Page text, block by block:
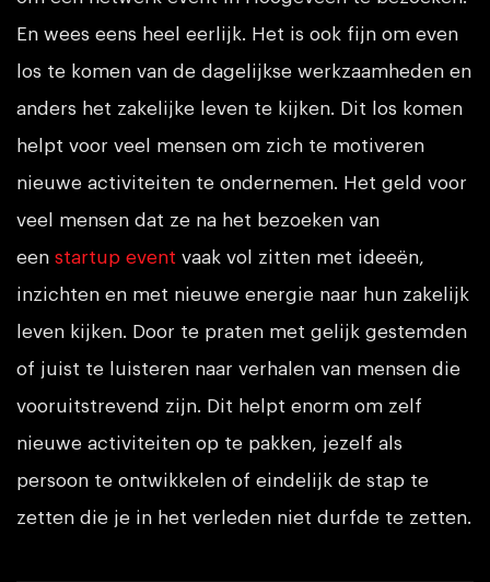
En wees eens heel eerlijk. Het is ook fijn om even
los te komen van de dagelijkse werkzaamheden en
anders het zakelijke leven te kijken. Dit los komen
helpt voor veel mensen om zich te motiveren
nieuwe activiteiten te ondernemen. Het geld voor
veel mensen dat ze na het bezoeken van
een startup event vaak vol zitten met ideeën,
inzichten en met nieuwe energie naar hun zakelijk
leven kijken. Door te praten met gelijk gestemden
of juist te luisteren naar verhalen van mensen die
vooruitstrevend zijn. Dit helpt enorm om zelf
nieuwe activiteiten op te pakken, jezelf als
persoon te ontwikkelen of eindelijk de stap te
zetten die je in het verleden niet durfde te zetten.